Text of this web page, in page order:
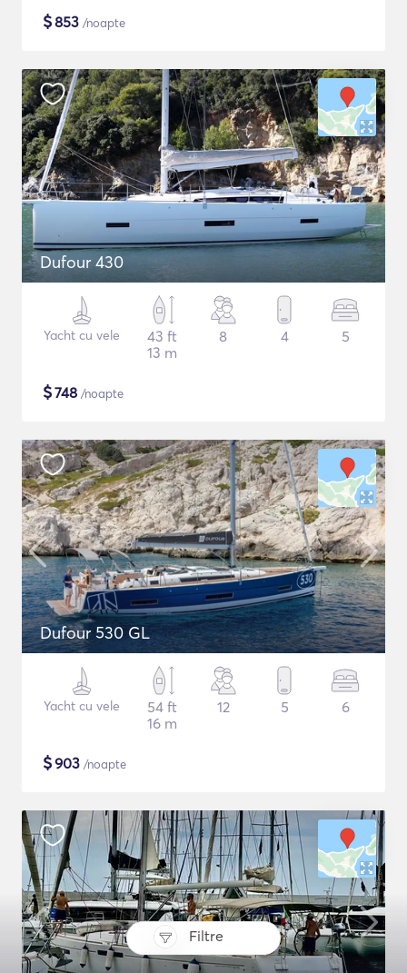
Filtre
$853 /noapte
Dufour 430
Yacht cu vele
43 ft
13 m
8 4 5
$748 /noapte
Dufour 530 GL
Yacht cu vele
54 ft
16 m
12 5 6
$903 /noapte